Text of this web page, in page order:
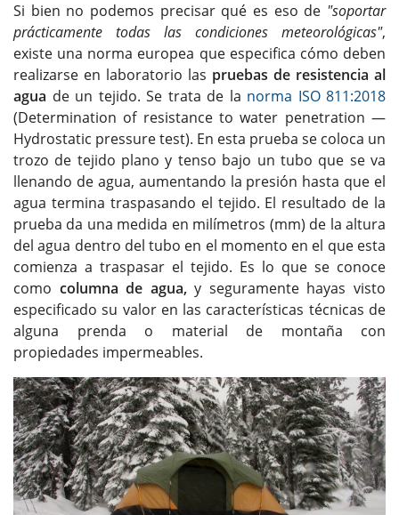
Si bien no podemos precisar qué es eso de "soportar
prácticamente todas las condiciones meteorológicas",
existe una norma europea que especifica cómo deben
realizarse en laboratorio las pruebas de resistencia al
agua de un tejido. Se trata de la norma ISO 811:2018
(Determination of resistance to water penetration —
Hydrostatic pressure test). En esta prueba se coloca un
trozo de tejido plano y tenso bajo un tubo que se va
llenando de agua, aumentando la presión hasta que el
agua termina traspasando el tejido. El resultado de la
prueba da una medida en milímetros (mm) de la altura
del agua dentro del tubo en el momento en el que esta
comienza a traspasar el tejido. Es lo que se conoce
como columna de agua,y seguramente hayas visto
especificado su valor en las características técnicas de
alguna prenda o material de montaña con
propiedades impermeables.